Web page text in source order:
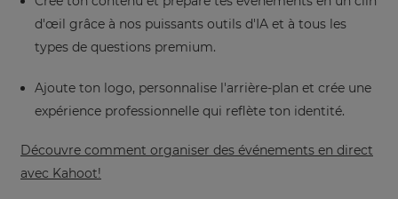
d'œil grâce à nos puissants outils d'IA et à tous les
types de questions premium.
Ajoute ton logo, personnalise l'arrière-plan et crée une
expérience professionnelle qui reflète ton identité.
Découvre comment organiser des événements en direct
avec Kahoot!
Update
your
region
and
Region